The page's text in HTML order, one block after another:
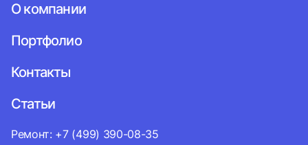
О компании
Портфолио
Контакты
Статьи
Ремонт: +7 (499) 390-08-35